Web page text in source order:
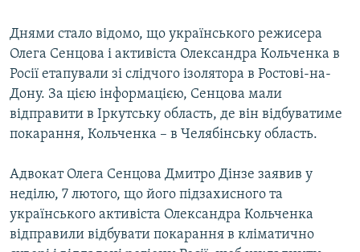
Днями стало відомо, що українського режисера
Олега Сенцова і активіста Олександра Кольченка в
Росії етапували зі слідчого ізолятора в Ростові-на-
Дону. За цією інформацією, Сенцова мали
відправити в Іркутську область, де він відбуватиме
покарання, Кольченка – в Челябінську область.
Адвокат Олега Сенцова Дмитро Дінзе заявив у
неділю, 7 лютого, що його підзахисного та
українського активіста Олександра Кольченка
відправили відбувати покарання в кліматично